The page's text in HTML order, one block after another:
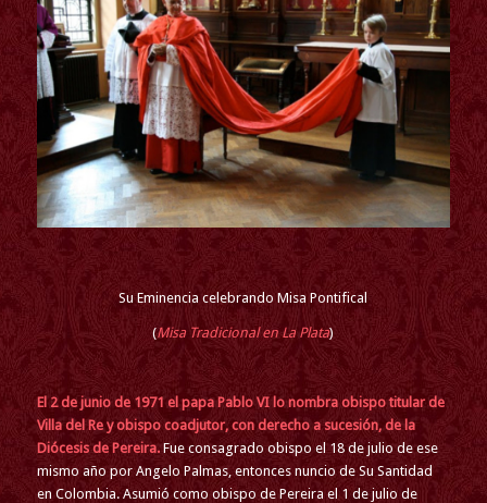
Su Eminencia celebrando Misa Pontifical
(Misa Tradicional en La Plata)
El 2 de junio de 1971 el papa Pablo VI lo nombra obispo titular de
Villa del Re y obispo coadjutor, con derecho a sucesión, de la
Diócesis de Pereira.Fue consagrado obispo el 18 de julio de ese
mismo año por Angelo Palmas, entonces nuncio de Su Santidad
en Colombia. Asumió como obispo de Pereira el 1 de julio de